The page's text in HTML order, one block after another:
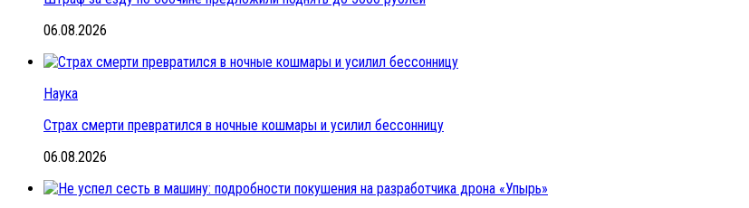
06.08.2026
Наука
Страх смерти превратился в ночные кошмары и усилил бессонницу
06.08.2026